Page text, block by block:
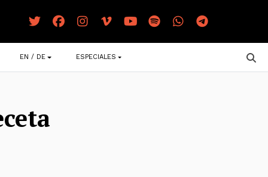
EN / DE ESPECIALES